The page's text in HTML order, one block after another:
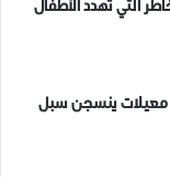
التي تهدد الأطفال
معيلات ينسجن سبل